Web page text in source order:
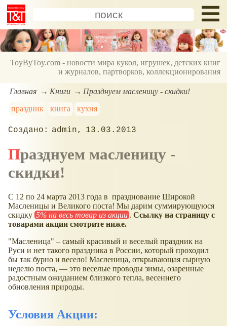
ToyByToy.com - новости мира кукол, игрушек, детских книг
и журналов, партворков, коллекционирования
Главная Книги
Празднуем масленицу - скидки!
праздник
книга кухня
admin 13.03.2013
Празднуем масленицу -
скидки!
С 12 по 24 марта 2013 года в празднование Широкой
Масленицы и Великого поста! Мы дарим суммирующуюся
скидку 5% на весь товар из акции . Ссылку на страницу с
товарами акции смотрите ниже.
"Масленица" – самый красивый и веселый праздник на
Руси и нет такого праздника в России, который проходил
бы так бурно и весело! Масленица, открывающая сырную
неделю поста, — это веселые проводы зимы, озаренные
радостным ожиданием близкого тепла, весеннего
обновления природы.
Условия Акции: